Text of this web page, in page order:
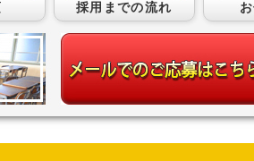
採用までの流れ